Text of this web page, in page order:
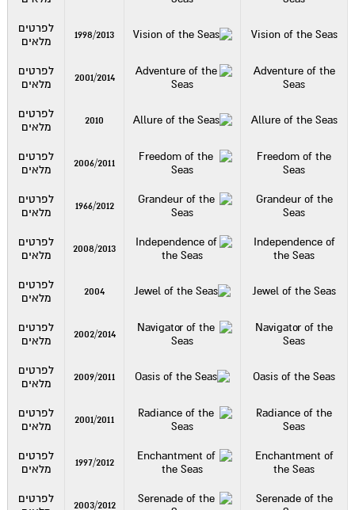
Vision of the Seas
1998/2013
לפרטים
מלאים
Adventure of the
Seas
2001/2014
לפרטים
מלאים
Allure of the Seas
2010
לפרטים
מלאים
Freedom of the
Seas
2006/2011
לפרטים
מלאים
Grandeur of the
Seas
1966/2012
לפרטים
מלאים
Independence of
the Seas
2008/2013
לפרטים
מלאים
Jewel of the Seas
2004
לפרטים
מלאים
Navigator of the
Seas
2002/2014
לפרטים
מלאים
Oasis of the Seas
2009/2011
לפרטים
מלאים
Radiance of the
Seas
2001/2011
לפרטים
מלאים
Enchantment of
the Seas
1997/2012
לפרטים
מלאים
Serenade of the
2003/2012
לפרטים